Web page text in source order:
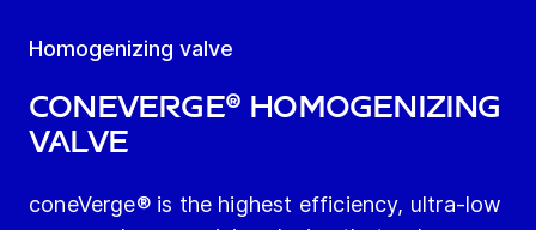
Homogenizing valve
coneVerge® homogenizing
valve
coneVerge® is the highest efficiency, ultra-low